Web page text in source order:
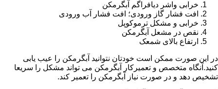
خرابی واشر دیافراگم آبگرمکن
افت فشار گاز ورودی؛ افت فشار آب ورودی
خرابی و مشکل ترموکوپل
نقص در مشعل آبگرمکن
ارتفاع بالای شمعک
در این صورت ممکن است خودتان نتوانید آبگرمکن را عیب یابی
کنید.آنگاه متخصص و تعمیرکار آبگرمکن می تواند مشکل را سریعا
تشخیص دهد و در صورت نیاز آبگرمکن را تعمیر کند.